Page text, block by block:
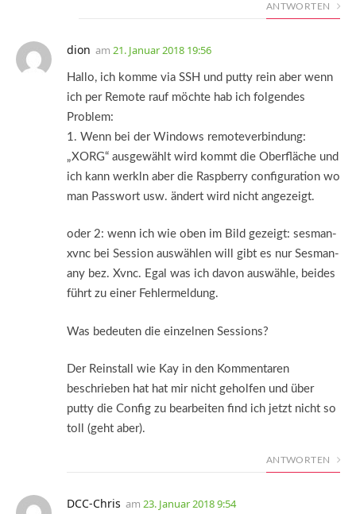
ANTWORTEN
dion am 21. Januar 2018 19:56
Hallo, ich komme via SSH und putty rein aber wenn
ich per Remote rauf möchte hab ich folgendes
Problem:
1. Wenn bei der Windows remoteverbindung:
„XORG“ ausgewählt wird kommt die Oberfläche und
ich kann werkln aber die Raspberry configuration wo
man Passwort usw. ändert wird nicht angezeigt.
oder 2: wenn ich wie oben im Bild gezeigt: sesman-
xvnc bei Session auswählen will gibt es nur Sesman-
any bez. Xvnc. Egal was ich davon auswähle, beides
führt zu einer Fehlermeldung.
Was bedeuten die einzelnen Sessions?
Der Reinstall wie Kay in den Kommentaren
beschrieben hat hat mir nicht geholfen und über
putty die Config zu bearbeiten find ich jetzt nicht so
toll (geht aber).
ANTWORTEN
DCC-Chris am 23. Januar 2018 9:54